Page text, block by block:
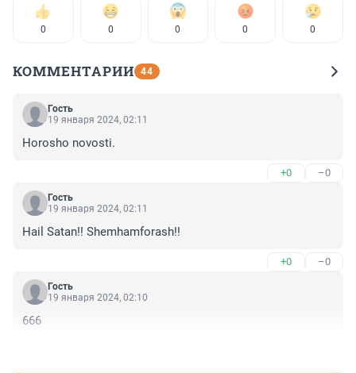
0 0 0 0 0
КОММЕНТАРИИ 44
Гость
19 января 2024, 02:11
Horosho novosti.
+0 –0
Гость
19 января 2024, 02:11
Hail Satan!! Shemhamforash!!
+0 –0
Гость
19 января 2024, 02:10
666